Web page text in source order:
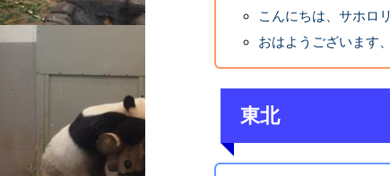
こんにちは、サホロ
おはようございます
東北